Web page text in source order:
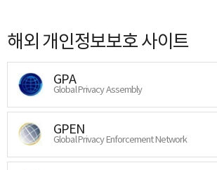
해외 개인정보보호 사이트
GPA
Global Privacy Assembly
GPEN
Global Privacy Enforcement Network